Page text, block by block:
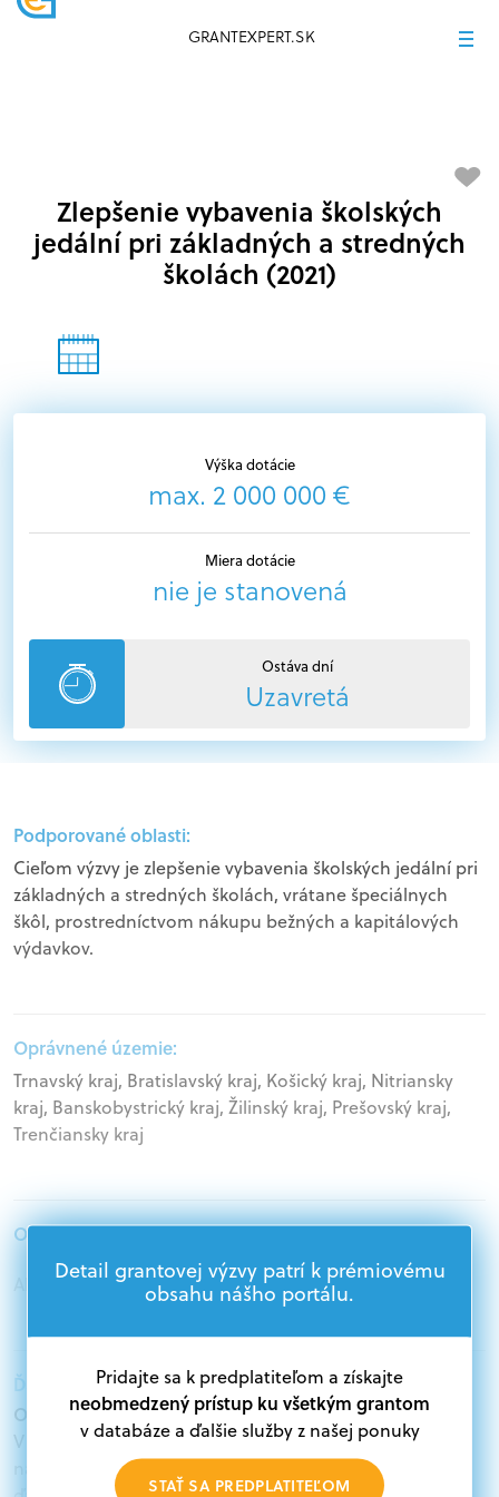
GRANTEXPERT.SK
Výška dotácie
max. 2 000 000 €
Miera dotácie
nie je stanovená
Ostáva dní
Uzavretá
Zlepšenie vybavenia školských
jedální pri základných a stredných
školách (2021)
Podporované oblasti:
Cieľom výzvy je zlepšenie vybavenia školských jedální pri
základných a stredných školách, vrátane špeciálnych
škôl, prostredníctvom nákupu bežných a kapitálových
výdavkov.
Oprávnené územie:
Trnavský kraj, Bratislavský kraj, Košický kraj, Nitriansky
kraj, Banskobystrický kraj, Žilinský kraj, Prešovský kraj,
Trenčiansky kraj
Oprávnení žiadatelia:
Akademický sektor, Samospráva
Ďalšie informácie:
Oprávnení žiadatelia:
V databáze grantov a dotácií na portáli Grantexpert.sk
nájdete aktuálne výzvy z eurofondov, plánu obnovy a
Detail grantovej výzvy patrí k prémiovému
obsahu nášho portálu.
Pridajte sa k predplatiteľom a získajte
neobmedzený prístup ku všetkým grantom
v databáze a ďalšie služby z našej ponuky
STAŤ SA PREDPLATITEĽOM